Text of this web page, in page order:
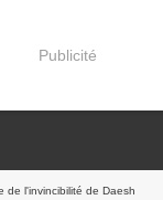
Publicité
de l'invincibilité de Daesh